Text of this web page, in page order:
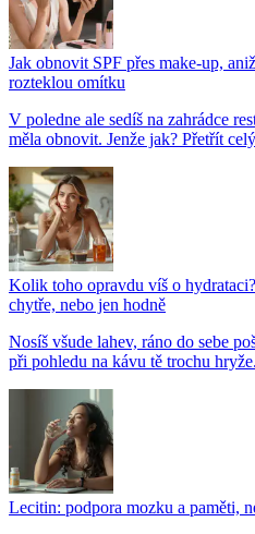
Jak obnovit SPF přes make-up,
rozteklou omítku
V poledne ale sedíš na zahrádce
měla obnovit. Jenže jak? Přetřít
Kolik toho opravdu víš o
chytře, nebo jen hodně
Nosíš všude lahev, ráno do sebe
při pohledu na kávu tě trochu
Lecitin: podpora mozku a paměti,